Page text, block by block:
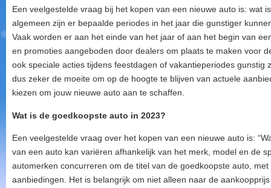
Een veelgestelde vraag bij het kopen van een nieuwe auto is: wat
algemeen zijn er bepaalde periodes in het jaar die gunstiger
Vaak worden er aan het einde van het jaar of aan het begin van
en promoties aangeboden door dealers om plaats te maken voor
ook speciale acties tijdens feestdagen of vakantieperiodes gunstig
dus zeker de moeite om op de hoogte te blijven van actuele
kiezen om jouw nieuwe auto aan te schaffen.
Wat is de goedkoopste auto in 2023?
Een veelgestelde vraag over het kopen van een nieuwe auto is:
van een auto kan variëren afhankelijk van het merk, model en de
automerken concurreren om de titel van de goedkoopste auto,
aanbiedingen. Het is belangrijk om niet alleen naar de